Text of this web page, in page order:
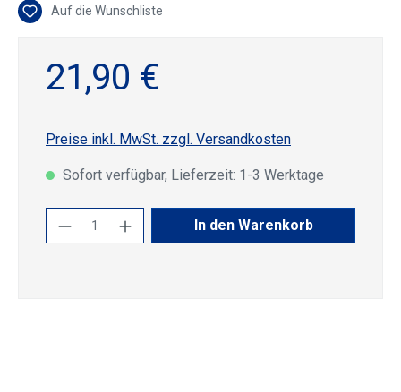
Auf die Wunschliste
21,90 €
Preise inkl. MwSt. zzgl. Versandkosten
Sofort verfügbar, Lieferzeit: 1-3 Werktage
Produkt Anzahl: Gib den gewünschten
In den Warenkorb